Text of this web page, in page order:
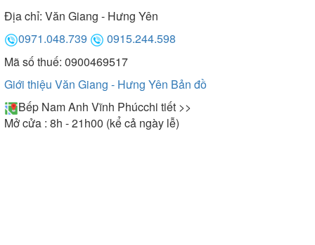
Địa chỉ: Văn Giang - Hưng Yên
0971.048.739
0915.244.598
Mã số thuế: 0900469517
Giới thiệu Văn Giang - Hưng Yên Bản đồ
Bếp Nam Anh Vĩnh Phúcchi tiết >>
Mở cửa : 8h - 21h00 (kể cả ngày lễ)